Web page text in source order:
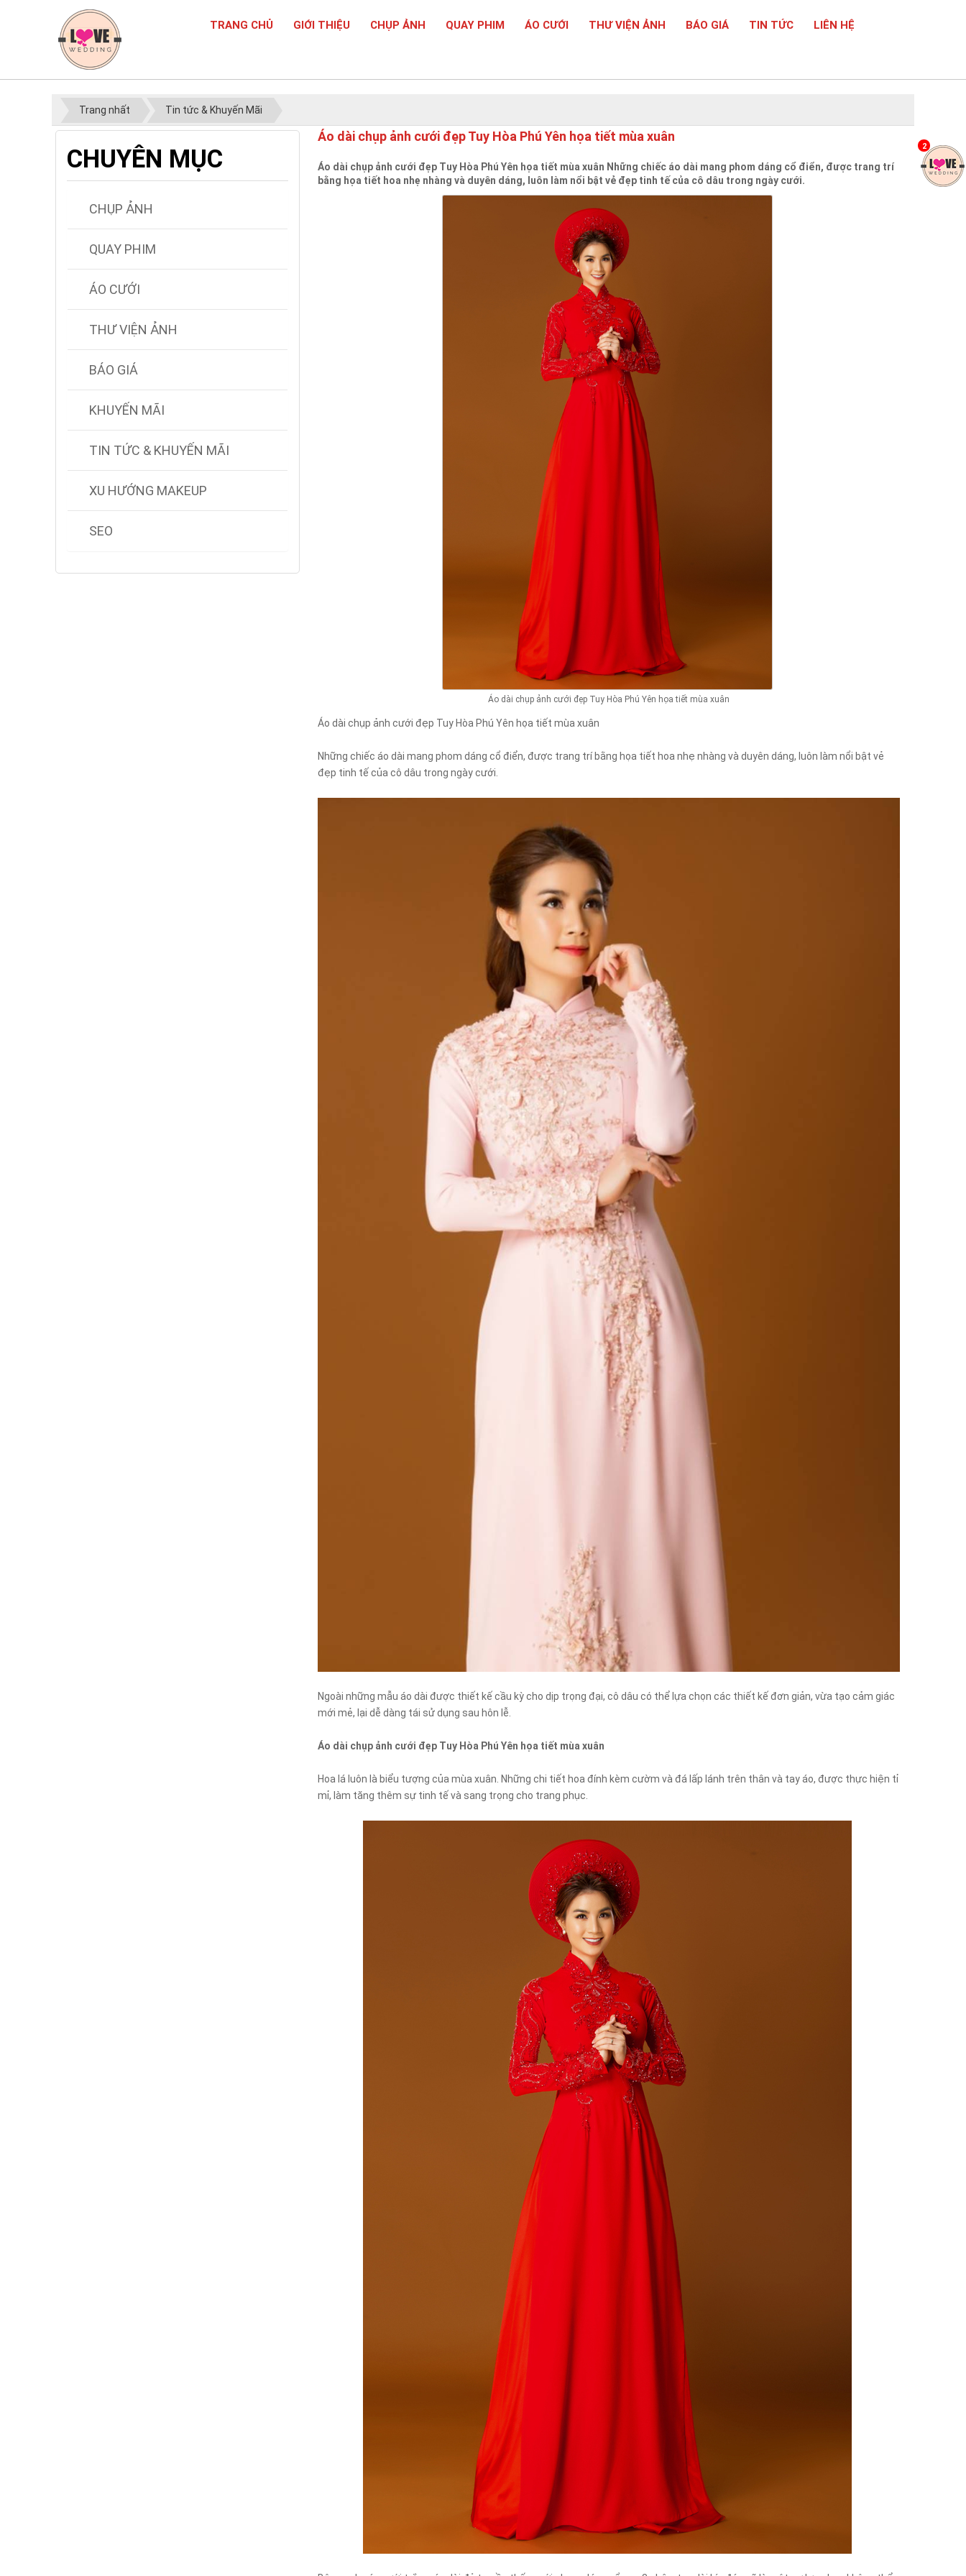
TRANG CHỦ GIỚI THIỆU CHỤP ẢNH QUAY PHIM ÁO CƯỚI THƯ VIỆN ẢNH BÁO GIÁ TIN TỨC LIÊN HỆ
Trang nhất Tin tức & Khuyến Mãi
Áo dài chụp ảnh cưới đẹp Tuy Hòa Phú Yên họa tiết mùa xuân
Áo dài chụp ảnh cưới đẹp Tuy Hòa Phú Yên họa tiết mùa xuân Những chiếc áo dài mang phom dáng cổ điển, được trang trí
bằng họa tiết hoa nhẹ nhàng và duyên dáng, luôn làm nổi bật vẻ đẹp tinh tế của cô dâu trong ngày cưới.
Áo dài chụp ảnh cưới đẹp Tuy Hòa Phú Yên họa tiết mùa xuân
Áo dài chụp ảnh cưới đẹp Tuy Hòa Phú Yên họa tiết mùa xuân
Những chiếc áo dài mang phom dáng cổ điển, được trang trí bằng họa tiết hoa nhẹ nhàng và duyên dáng, luôn làm nổi bật vẻ
đẹp tinh tế của cô dâu trong ngày cưới.
Ngoài những mẫu áo dài được thiết kế cầu kỳ cho dịp trọng đại, cô dâu có thể lựa chọn các thiết kế đơn giản, vừa tạo cảm giác
mới mẻ, lại dễ dàng tái sử dụng sau hôn lễ.
Áo dài chụp ảnh cưới đẹp Tuy Hòa Phú Yên họa tiết mùa xuân
Hoa lá luôn là biểu tượng của mùa xuân. Những chi tiết hoa đính kèm cườm và đá lấp lánh trên thân và tay áo, được thực hiện tỉ
mỉ, làm tăng thêm sự tinh tế và sang trọng cho trang phục.
CHUYÊN MỤC
CHỤP ẢNH
QUAY PHIM
ÁO CƯỚI
THƯ VIỆN ẢNH
BÁO GIÁ
KHUYẾN MÃI
TIN TỨC & KHUYẾN MÃI
XU HƯỚNG MAKEUP
SEO
2